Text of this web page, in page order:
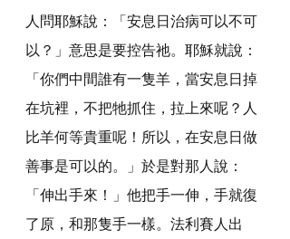
人問耶穌說：「安息日治病可以不可
以？」意思是要控告祂。耶穌就說：
「你們中間誰有一隻羊，當安息日掉
在坑裡，不把牠抓住，拉上來呢？人
比羊何等貴重呢！所以，在安息日做
善事是可以的。」於是對那人說：
「伸出手來！」他把手一伸，手就復
了原，和那隻手一樣。法利賽人出